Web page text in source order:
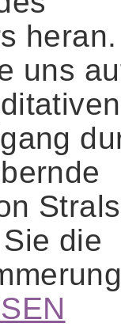
heran.
uns
die